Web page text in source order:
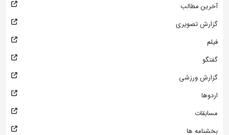
آخرین مطالب
گزارش تصویری
فیلم
گفتگو
گزارش ورزشی
اردوها
مسابقات
بخشنامه ها